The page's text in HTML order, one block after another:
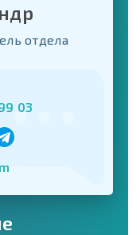
отдела
03